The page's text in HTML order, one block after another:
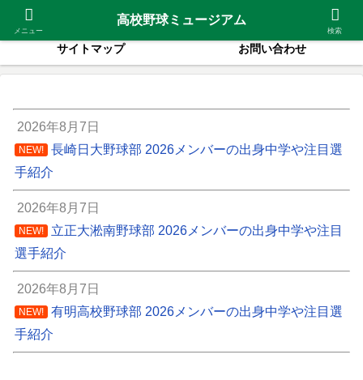
2026夏甲子園出場校 紹介高校一覧
サイトマップ お問い合わせ
2026年8月7日
NEW!
長崎日大野球部 2026メンバーの出身中学や注目選
手紹介
2026年8月7日
NEW!
立正大淞南野球部 2026メンバーの出身中学や注目
選手紹介
2026年8月7日
NEW!
有明高校野球部 2026メンバーの出身中学や注目選
手紹介
メニュー
高校野球ミュージアム
検索